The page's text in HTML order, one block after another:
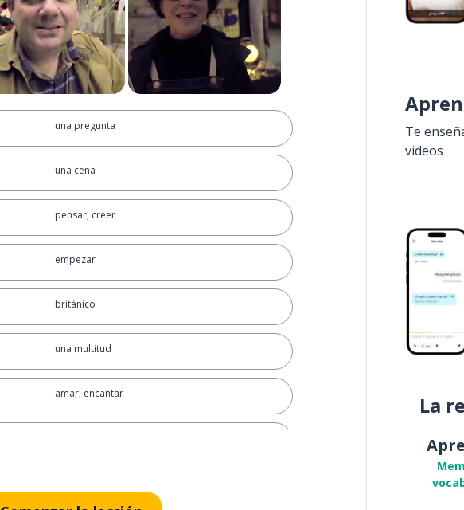
una pregunta
una cena
pensar; creer
empezar
británico
una multitud
amar; encantar
Te
videos
La